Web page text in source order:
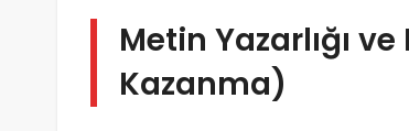
Metin Yazarlığı
Kazanma)